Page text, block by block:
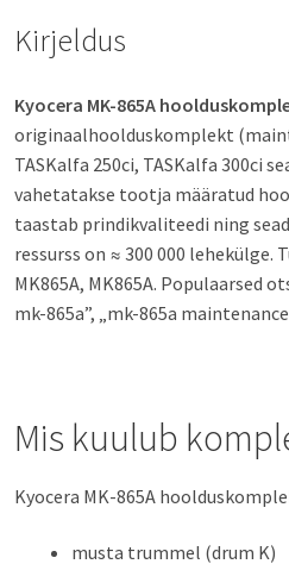
Kirjeldus
Kyocera MK-865A
originaalhoolduskomplekt
TASKalfa 250ci, TASKalfa 300ci
vahetatakse tootja määratud
taastab prindikvaliteedi ning
ressurss on ≈ 300 000 lehekülge.
MK865A, MK865A. Populaarsed
mk-865a”, „mk-865a
Mis kuulub
Kyocera MK-865A
musta trummel (drum K)